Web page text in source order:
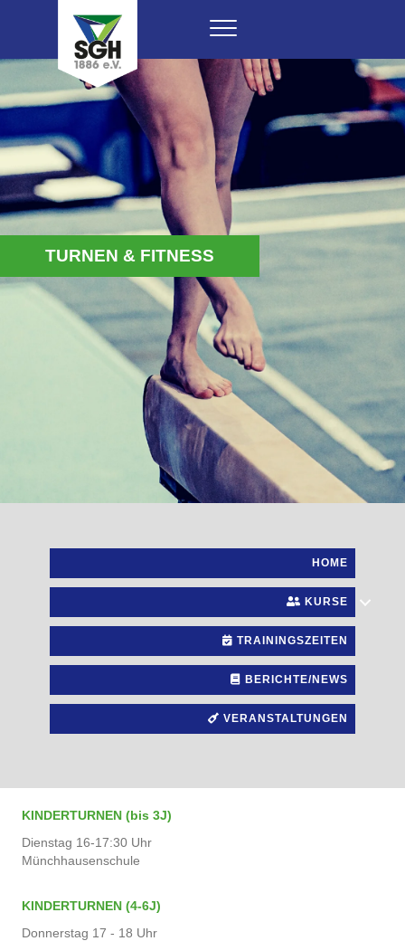
TURNEN & FITNESS
HOME
KURSE
TRAININGSZEITEN
BERICHTE/NEWS
VERANSTALTUNGEN
KINDERTURNEN (bis 3J)
Dienstag 16-17:30 Uhr
Münchhausenschule
KINDERTURNEN (4-6J)
Donnerstag 17 - 18 Uhr